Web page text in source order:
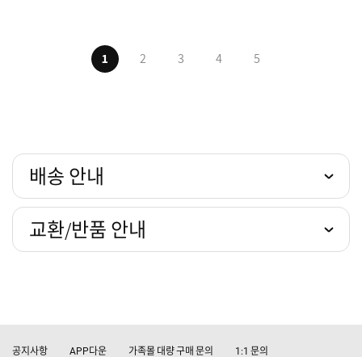
1 2 3 4 5
배송 안내
교환/반품 안내
공지사항 APP다운 가족몰 대량 구매 문의 1:1 문의